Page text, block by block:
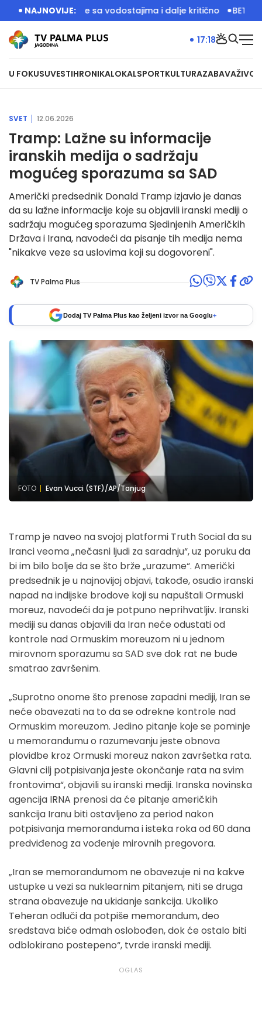
NAJNOVIJE:
aktivno, stanje sa vodostajima i dalje kritično BETULA:
U FOKUSUVESTIHRONIKALOKALSPORTKULTURAZABAVAŽIVOT
17:18
SVET 12.06.2026
Tramp: Lažne su informacije
iranskih medija o sadržaju
mogućeg sporazuma sa SAD
Američki predsednik Donald Tramp izjavio je danas
da su lažne informacije koje su objavili iranski mediji o
sadržaju mogućeg sporazuma Sjedinjenih Američkih
Država i Irana, navodeći da pisanje tih medija nema
"nikakve veze sa uslovima koji su dogovoreni".
TV Palma Plus
Dodaj TV Palma Plus kao željeni izvor na Googlu+
FOTO Evan Vucci (STF)/AP/Tanjug
Tramp je naveo na svojoj platformi Truth Social da su
Iranci veoma „nečasni ljudi za saradnju“, uz poruku da
bi im bilo bolje da se što brže „urazume“. Američki
predsednik je u najnovijoj objavi, takođe, osudio iranski
napad na indijske brodove koji su napuštali Ormuski
moreuz, navodeći da je potpuno neprihvatljiv. Iranski
mediji su danas objavili da Iran neće odustati od
kontrole nad Ormuskim moreuzom ni u jednom
mirovnom sporazumu sa SAD sve dok rat ne bude
smatrao završenim.
„Suprotno onome što prenose zapadni mediji, Iran se
neće obavezati na to da se odrekne kontrole nad
Ormuskim moreuzom. Jedino pitanje koje se pominje
u memorandumu o razumevanju jeste obnova
plovidbe kroz Ormuski moreuz nakon završetka rata.
Glavni cilj potpisivanja jeste okončanje rata na svim
frontovima“, objavili su iranski mediji. Iranska novinska
agencija IRNA prenosi da će pitanje američkih
sankcija Iranu biti ostavljeno za period nakon
potpisivanja memoranduma i isteka roka od 60 dana
predviđenog za vođenje mirovnih pregovora.
„Iran se memorandumom ne obavezuje ni na kakve
ustupke u vezi sa nuklearnim pitanjem, niti se druga
strana obavezuje na ukidanje sankcija. Ukoliko
Teheran odluči da potpiše memorandum, deo
sredstava biće odmah oslobođen, dok će ostalo biti
odblokirano postepeno“, tvrde iranski mediji.